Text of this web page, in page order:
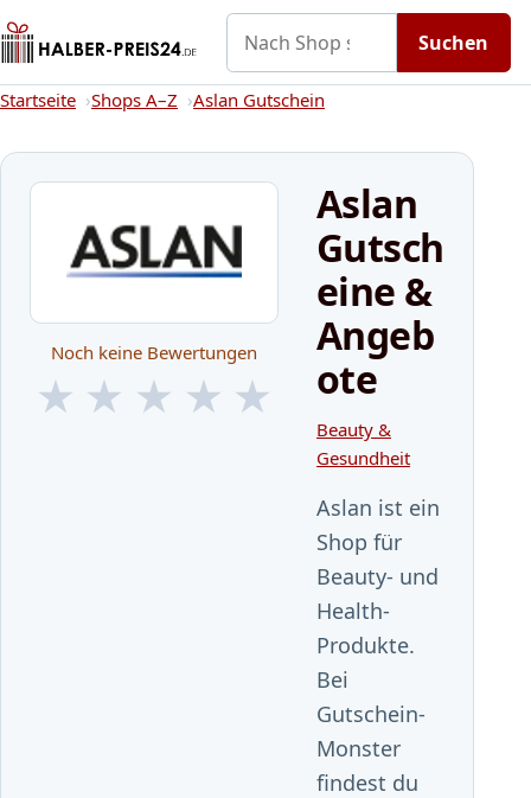
Startseite
GutscheineShops A–ZKategorien
Nach Shop suchen
Suchen
Startseite Shops A–Z Aslan Gutschein
Noch keine Bewertungen
★ ★ ★ ★ ★
Aslan
Gutsch
eine &
Angeb
ote
Beauty &
Gesundheit
Aslan ist ein
Shop für
Beauty- und
Health-
Produkte.
Bei
Gutschein-
Monster
findest du